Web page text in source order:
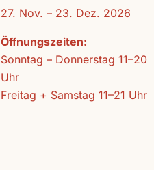
27. Nov. – 23. Dez. 2026
Öffnungszeiten:
Sonntag – Donnerstag 11–20
Uhr
Freitag + Samstag 11–21 Uhr